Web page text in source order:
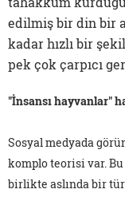
edilmiş bir din bir
kadar hızlı bir
pek çok çarpıcı
"İnsansı hayvanlar"
Sosyal medyada
komplo teorisi var.
birlikte aslında bir tür